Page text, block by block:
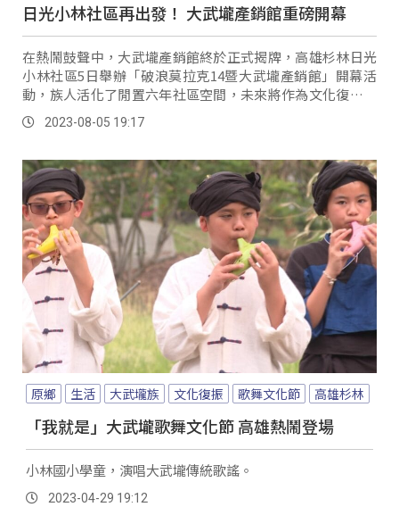
日光小林社區再出發！ 大武壠產銷館重磅開幕
在熱鬧鼓聲中，大武壠產銷館終於正式揭牌，高雄杉林日光
小林社區5日舉辦「破浪莫拉克14暨大武壠產銷館」開幕活
動，族人活化了閒置六年社區空間，未來將作為文化復振以
及展售基地。
2023-08-05 19:17
原鄉 生活 大武壠族 文化復振 歌舞文化節 高雄杉林
「我就是」大武壠歌舞文化節 高雄熱鬧登場
小林國小學童，演唱大武壠傳統歌謠。
2023-04-29 19:12